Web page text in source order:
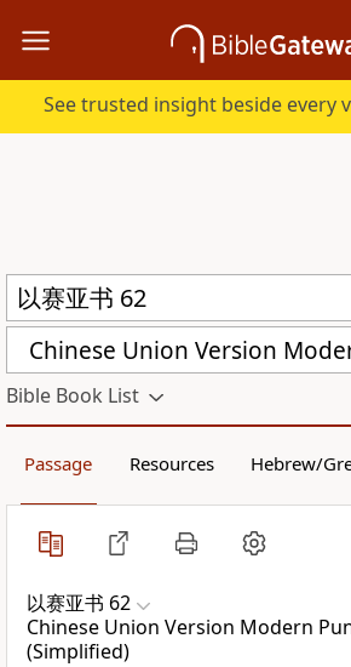
See trusted insight beside every
Bible Book List
Passage Resources Hebrew/
以赛亚书 62
Chinese Union Version Modern
(Simplified)